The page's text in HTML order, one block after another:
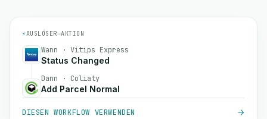
⚡AUSLÖSER→AKTION
Wann · Vitips Express
Status Changed
Dann · Coliaty
Add Parcel Normal
DIESEN WORKFLOW VERWENDEN